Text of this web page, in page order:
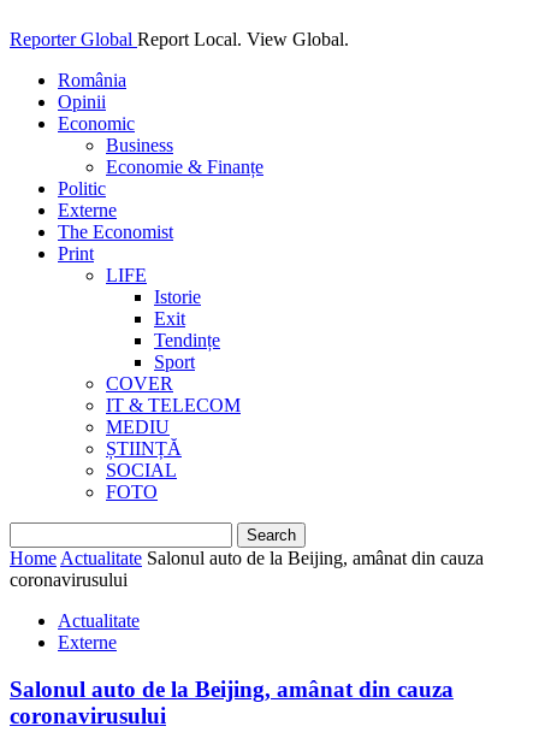
Reporter Global Report Local. View Global.
România
Opinii
Economic
Business
Economie & Finanțe
Politic
Externe
The Economist
Print
LIFE
Istorie
Exit
Tendințe
Sport
COVER
IT & TELECOM
MEDIU
ȘTIINȚĂ
SOCIAL
FOTO
Home Actualitate Salonul auto de la Beijing, amânat din cauza
coronavirusului
Actualitate
Externe
Salonul auto de la Beijing, amânat din cauza
coronavirusului